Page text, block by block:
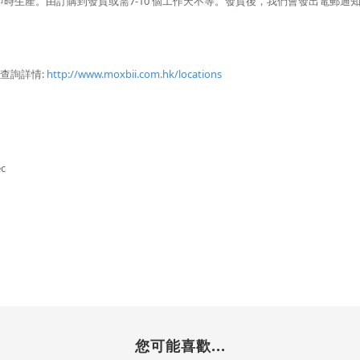
詢詳情: http://www.moxbii.com.hk/locations
您可能喜歡...